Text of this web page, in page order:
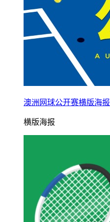
澳洲网球公开赛横版海报
横版海报